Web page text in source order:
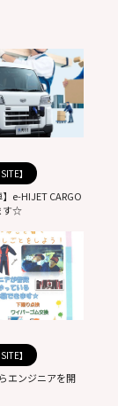
】
e-HIJET CARGO
す☆
】
エンジニアを開